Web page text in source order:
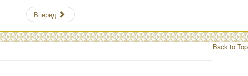
Вперед
Back to Top